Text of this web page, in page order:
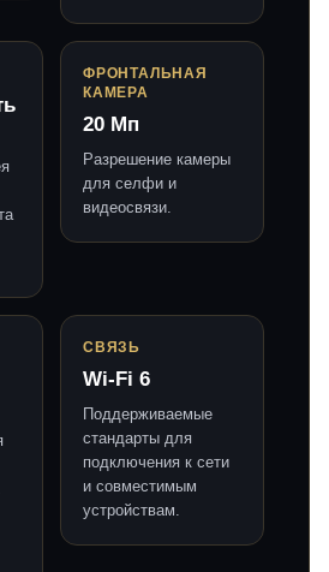
ФРОНТАЛЬНАЯ
КАМЕРА
20 Мп
Разрешение камеры
для селфи и
видеосвязи.
СВЯЗЬ
Wi-Fi 6
Поддерживаемые
стандарты для
подключения к сети
и совместимым
устройствам.